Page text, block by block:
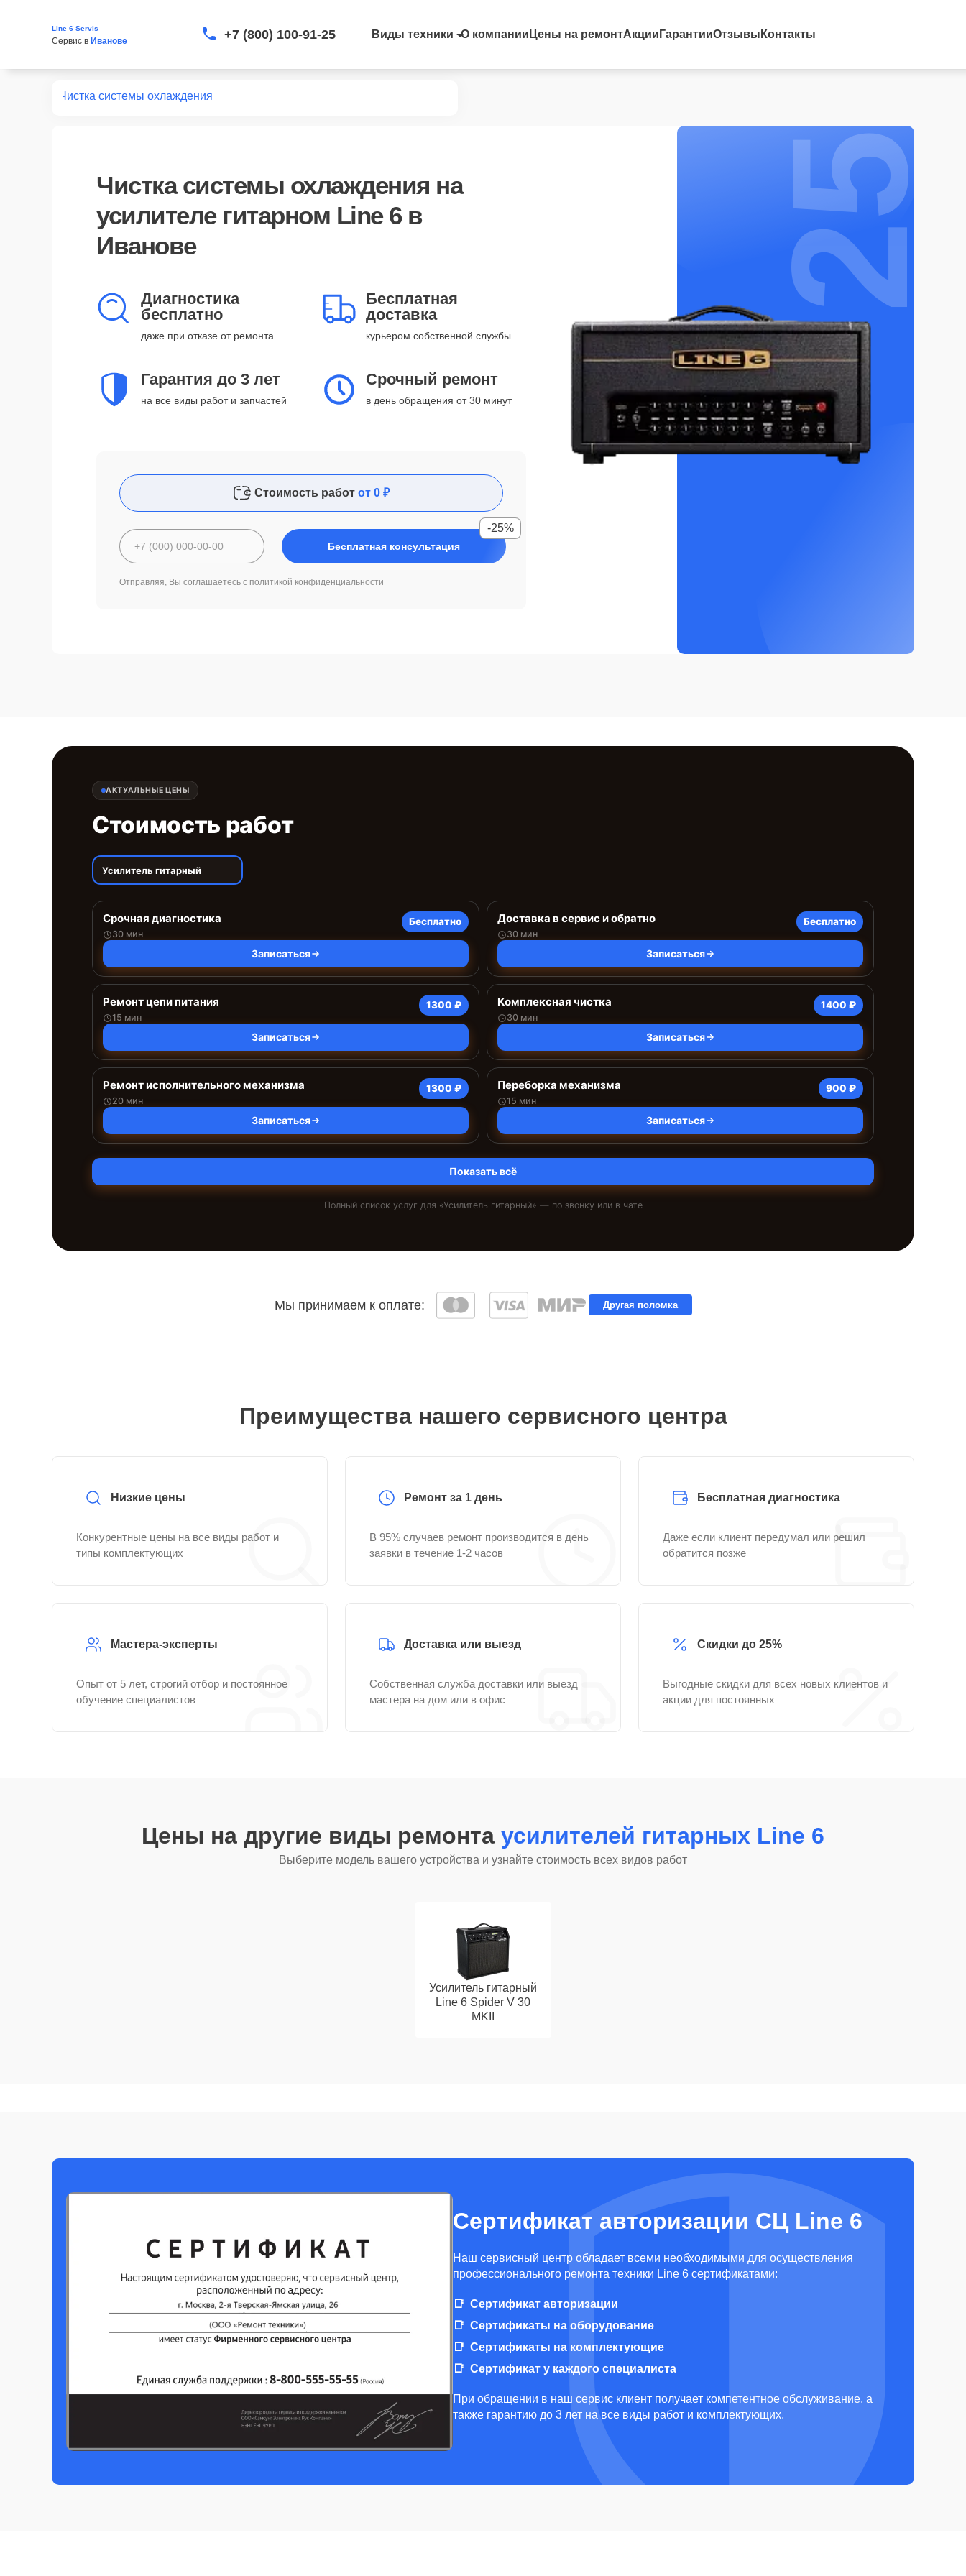
Line 6 Servis
Сервис в Иванове +7 (800) 100-91-25 Виды техники О компании Цены на ремонтАкции ГарантииОтзывы Контакты
Чистка системы охлаждения
Чистка системы охлаждения на
усилителе гитарном Line 6 в
Иванове
Диагностика
бесплатно
даже при отказе от ремонта
Бесплатная
доставка
курьером собственной службы
Гарантия до 3 лет
на все виды работ и запчастей
Срочный ремонт
в день обращения от 30 минут
Стоимость работ от 0 ₽
Бесплатная консультация
-25%
Отправляя, Вы соглашаетесь с политикой конфиденциальности
25%
АКТУАЛЬНЫЕ ЦЕНЫ
Стоимость работ
Усилитель гитарный
Срочная диагностика
30 мин
Бесплатно
Записаться
Доставка в сервис и обратно
30 мин
Бесплатно
Записаться
Ремонт цепи питания
15 мин
1300 ₽
Записаться
Комплексная чистка
30 мин
1400 ₽
Записаться
Ремонт исполнительного механизма
20 мин
1300 ₽
Записаться
Переборка механизма
15 мин
900 ₽
Записаться
Показать всё
Полный список услуг для «Усилитель гитарный» — по звонку или в чате
Мы принимаем к оплате: Другая поломка
Преимущества нашего сервисного центра
Низкие цены
Конкурентные цены на все виды работ и
типы комплектующих
Ремонт за 1 день
В 95% случаев ремонт производится в день
заявки в течение 1-2 часов
Бесплатная диагностика
Даже если клиент передумал или решил
обратится позже
Мастера-эксперты
Опыт от 5 лет, строгий отбор и постоянное
обучение специалистов
Доставка или выезд
Собственная служба доставки или выезд
мастера на дом или в офис
Скидки до 25%
Выгодные скидки для всех новых клиентов и
акции для постоянных
Цены на другие виды ремонта усилителей гитарных Line 6
Выберите модель вашего устройства и узнайте стоимость всех видов работ
Усилитель гитарный
Line 6 Spider V 30
MKII
Сертификат авторизации СЦ Line 6
Наш сервисный центр обладает всеми необходимыми для осуществления
профессионального ремонта техники Line 6 сертификатами:
Сертификат авторизации
Сертификаты на оборудование
Сертификаты на комплектующие
Сертификат у каждого специалиста
При обращении в наш сервис клиент получает компетентное обслуживание, а
также гарантию до 3 лет на все виды работ и комплектующих.